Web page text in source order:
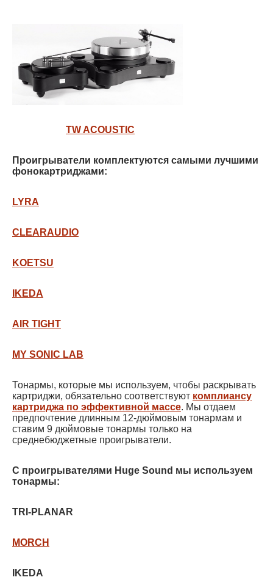
TW ACOUSTIC
Проигрыватели комплектуются самыми лучшими
фонокартриджами:
LYRA
CLEARAUDIO
KOETSU
IKEDA
AIR TIGHT
MY SONIC LAB
Тонармы, которые мы используем, чтобы раскрывать
картриджи, обязательно соответствуют комплиансу
картриджа по эффективной массе. Мы отдаем
предпочтение длинным 12-дюймовым тонармам и
ставим 9 дюймовые тонармы только на
среднебюджетные проигрыватели.
С проигрывателями Huge Sound мы используем
тонармы:
TRI-PLANAR
MORCH
IKEDA